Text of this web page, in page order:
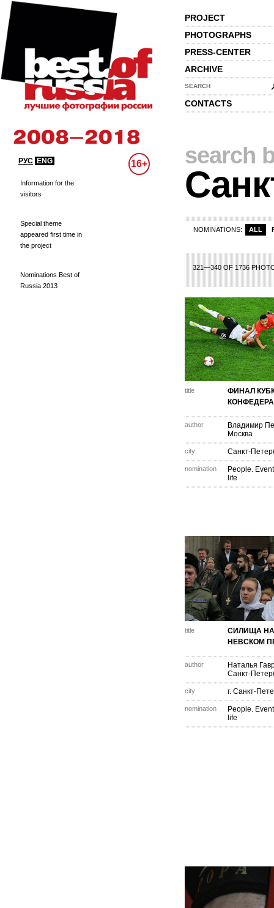
PROJECT
PHOTOGRAPHS
PRESS-CENTER
ARCHIVE
SEARCH
CONTACTS
РУС ENG 16+
Information for the
visitors
Special theme
appeared first time in
the project
Nominations Best of
Russia 2013
search
NOMINATIONS: ALL
321—340 OF 1736
3 4 5 6 7 8 9
title
ФИНАЛ
author
Владимир
Москва
city Санкт-
nomination
People.
life
title
СИЛИЩА НА
НЕВСКОМ
author
Наталья
Санкт-
city г. Санкт-
nomination
People.
life